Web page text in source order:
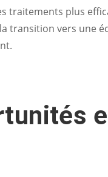
traitements plus
transition vers une